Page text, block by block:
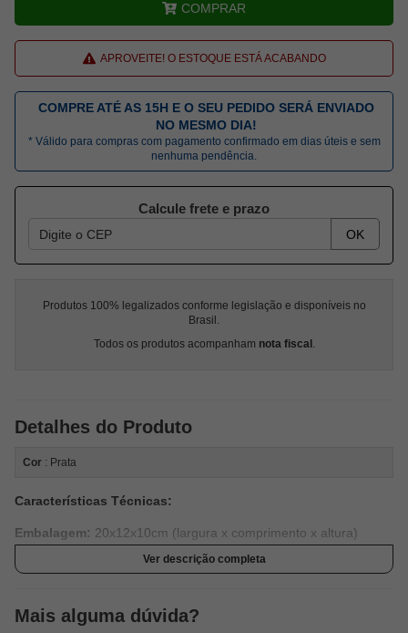
COMPRAR
APROVEITE! O ESTOQUE ESTÁ ACABANDO
COMPRE ATÉ AS 15H E O SEU PEDIDO SERÁ ENVIADO
NO MESMO DIA!
* Válido para compras com pagamento confirmado em dias úteis e sem
nenhuma pendência.
Calcule frete e prazo
OK
Produtos 100% legalizados conforme legislação e disponíveis no
Brasil.
Todos os produtos acompanham nota fiscal .
Detalhes do Produto
Cor : Prata
Características Técnicas:
Embalagem: 20x12x10cm (largura x comprimento x altura)
Material: Plástico ABS CromadoVer descrição completa
Mais alguma dúvida?